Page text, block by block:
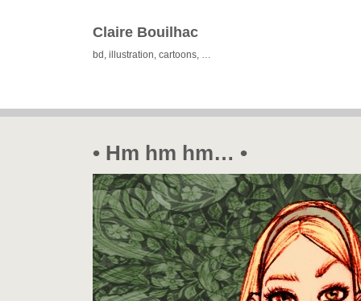
Claire Bouilhac
bd, illustration, cartoons, …
• Hm hm hm… •